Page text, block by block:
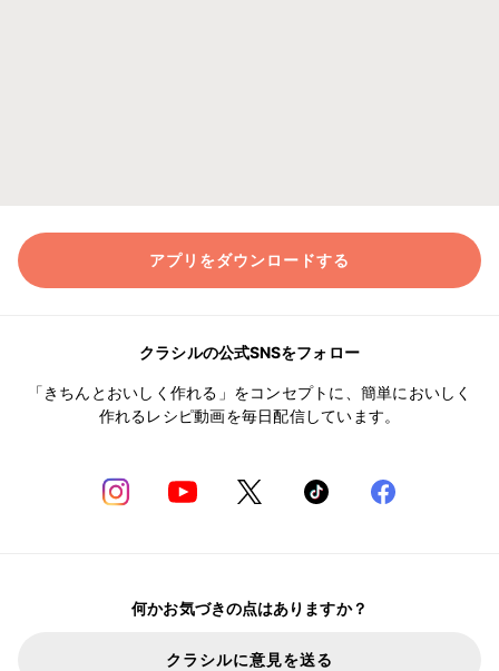
アプリをダウンロードする
クラシルの公式SNSをフォロー
「きちんとおいしく作れる」をコンセプトに、簡単においしく
作れるレシピ動画を毎日配信しています。
何かお気づきの点はありますか？
クラシルに意見を送る